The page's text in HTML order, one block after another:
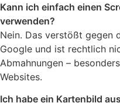
Kann ich einfach einen
verwenden?
Nein. Das verstößt gegen
Google und ist rechtlich
Abmahnungen –
Websites.
Ich habe ein Kartenbild